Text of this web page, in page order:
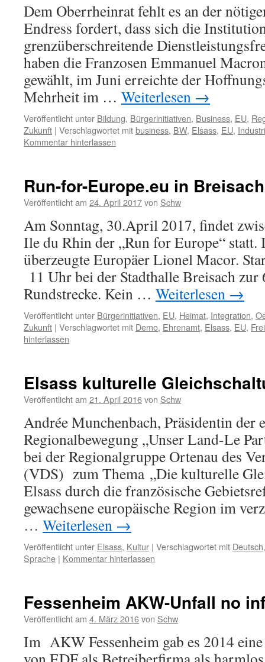
Dem Oberrheinrat fehlt es an der
Endress fordert, dass sich die
grenzüberschreitende
haben die Franzosen Emmanuel
gewählt, im Juni erreichte der
Mehrheit im … Weiterlesen →
Veröffentlicht unter Bildung, Bürgerinitiativen, Business, EU,
Zukunft | Verschlagwortet mitbusiness, BW, Elsass, EU,
Kommentar hinterlassen
Run-for-Europe.eu in Breisach
Veröffentlicht am 24. April 2017von Schw
Am Sonntag, 30.April 2017, findet
Ile du Rhin der „Run for Europe“
überzeugte Europäer Lionel Macor.
11 Uhr bei der Stadthalle Breisach zur
Rundstrecke. Kein … Weiterlesen →
Veröffentlicht unter Bürgerinitiativen, EU, Heimat, Integration,
Zukunft | Verschlagwortet mit Demo, Ehrenamt, Elsass, EU,
hinterlassen
Elsass kulturelle
Veröffentlicht am 21. April 2016von Schw
Andrée Munchenbach, Präsidentin der
Regionalbewegung „Unser Land-Le
bei der Regionalgruppe Ortenau des
(VDS) zum Thema „Die kulturelle
Elsass durch die französische
gewachsene europäische Region im
… Weiterlesen →
Veröffentlicht unter Elsass, Kultur | Verschlagwortet mit Deutsch
Sprache | Kommentar hinterlassen
Fessenheim AKW-Unfall no
Veröffentlicht am 4. März 2016von Schw
Im AKW Fessenheim gab es 2014